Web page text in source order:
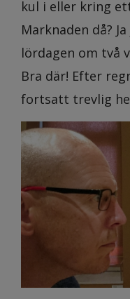
kul i eller kring
Marknaden då?
lördagen om två
Bra där! Efter
fortsatt trevlig